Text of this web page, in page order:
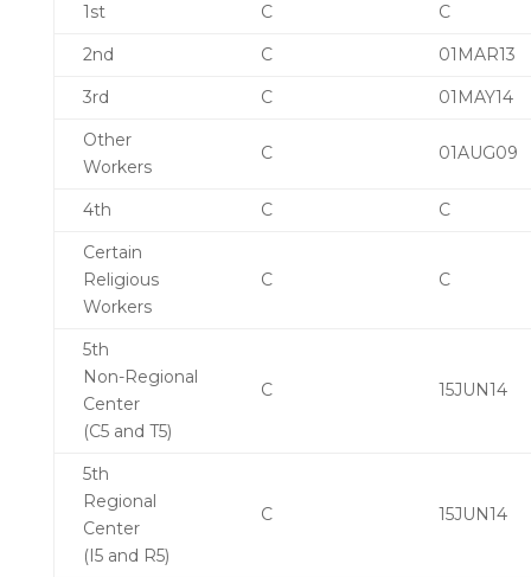
1st C
C
2nd
C
01MAR13
3rd
C
01MAY14
Other
Workers
C 01AUG09
4th C
C
Certain
Religious
Workers
C C
5th
Non-Regional
Center
(C5 and T5)
C 15JUN14
5th
Regional
Center
(I5 and R5)
C 15JUN14